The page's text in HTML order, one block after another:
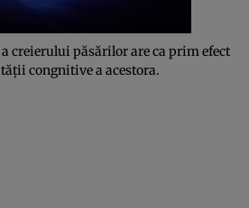
creierului păsărilor are ca prim efect
congnitive a acestora.